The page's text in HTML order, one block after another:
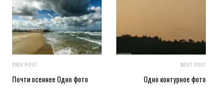
PREV POST
Почти осеннее Одно фото
NEXT POST
Одно контурное фото